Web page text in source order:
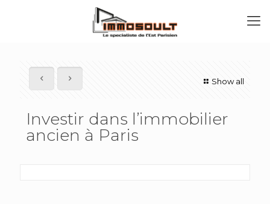
Show all
Investir dans l’immobilier
ancien à Paris